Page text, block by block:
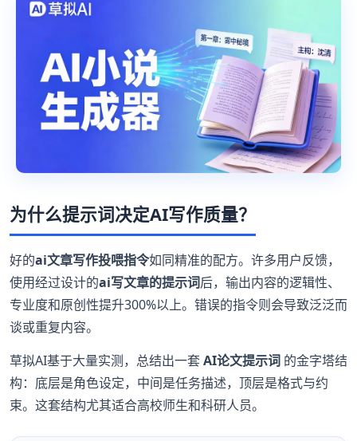
为什么提示词决定AI写作质量？
好的ai文章写作投喂指令如同精准的配方。许多用户反馈，
使用经过设计的ai写文章的提示词后，输出内容的逻辑性、
专业度和原创性提升300%以上。错误的指令则会导致泛泛而
谈或重复内容。
草拟AI基于大量实测，总结出一套AI论文提示词 的金字塔结
构：底层是角色设定，中间是任务描述，顶层是格式与约
束。这套结构尤其适合高校师生和科研人员。